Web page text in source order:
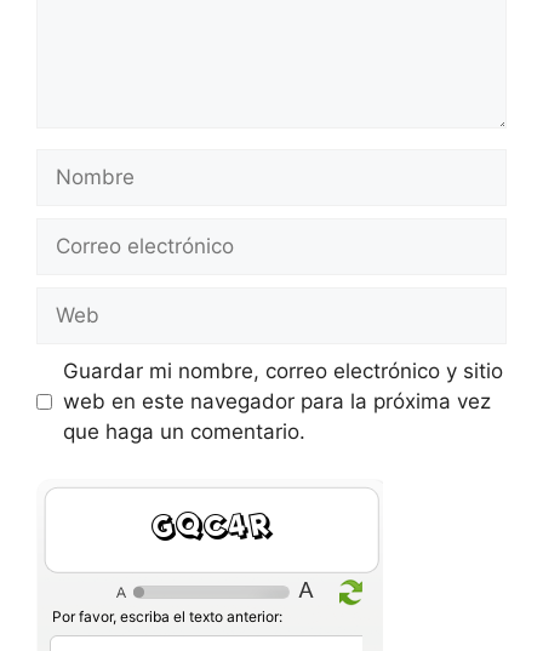
Nombre
Correo
Web
Guardar mi nombre, correo electrónico y sitio
web en este navegador para la próxima vez
que haga un comentario.
RxBnd
Por favor, escriba el texto anterior: